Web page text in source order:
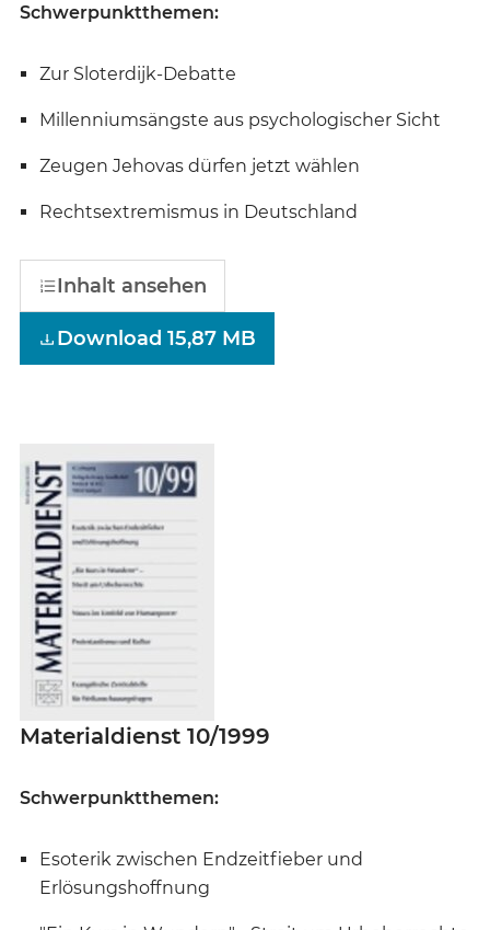
Schwerpunktthemen:
Zur Sloterdijk-Debatte
Millenniumsängste aus psychologischer Sicht
Zeugen Jehovas dürfen jetzt wählen
Rechtsextremismus in Deutschland
Inhalt ansehen
Download 15,87 MB
Materialdienst 10/1999
Schwerpunktthemen:
Esoterik zwischen Endzeitfieber und
Erlösungshoffnung